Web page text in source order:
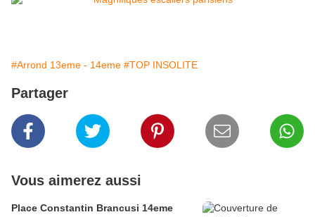
#Arrond 13eme - 14eme #TOP INSOLITE
Partager
Vous aimerez aussi
Place Constantin Brancusi 14eme